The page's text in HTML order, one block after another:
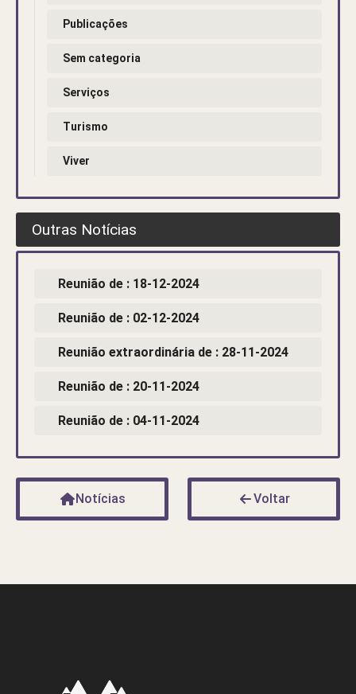
Publicações
Sem categoria
Serviços
Turismo
Viver
Outras Notícias
Reunião de : 18-12-2024
Reunião de : 02-12-2024
Reunião extraordinária de : 28-11-2024
Reunião de : 20-11-2024
Reunião de : 04-11-2024
Notícias Voltar